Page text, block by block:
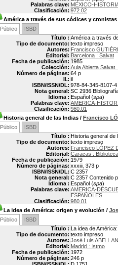
Palabras clave: MEXICO-
Clasificación: 972.02
América a través de sus códices y cronistas
Público
ISBD
Título : América a través
Tipo de documento: texto impreso
Autores: Francisco
Editorial: Barcelona : Salvat
Fecha de publicación: 1985
Colección: Aula Abierta
Número de páginas: 64 p
Il.: il
ISBN/ISSN/DL: 978-84-345-8107-4
Nota general: SC 2936
Idioma : Español (spa)
Palabras clave: AMERICA-
Clasificación: 980.01
Historia general de las Indias / Francisco
Público
ISBD
Título : Historia general de
Tipo de documento: texto impreso
Autores: Francisco LÓPEZ
Editorial: Caracas :
Fecha de publicación: 1979
Número de páginas: xxxiii, 373 p
ISBN/ISSN/DL: C 2357
Nota general: C 2357 Contenido
Idioma : Español (spa)
Palabras clave: AMERICA-
ESPAÑOLES
Clasificación: 980.01
La idea de América: origen y evolución /
Público
ISBD
Título : La idea de
Tipo de documento: texto impreso
Autores: José Luis ABELLAN
Editorial: Madrid : Istmo
Fecha de publicación: 1972
Número de páginas: 246 p